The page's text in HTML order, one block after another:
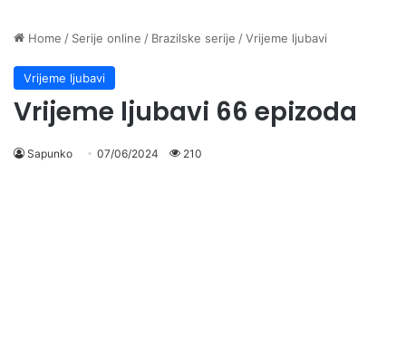
Home / Serije online / Brazilske serije /Vrijeme ljubavi
Vrijeme ljubavi
Vrijeme ljubavi 66 epizoda
Sapunko 07/06/2024 210